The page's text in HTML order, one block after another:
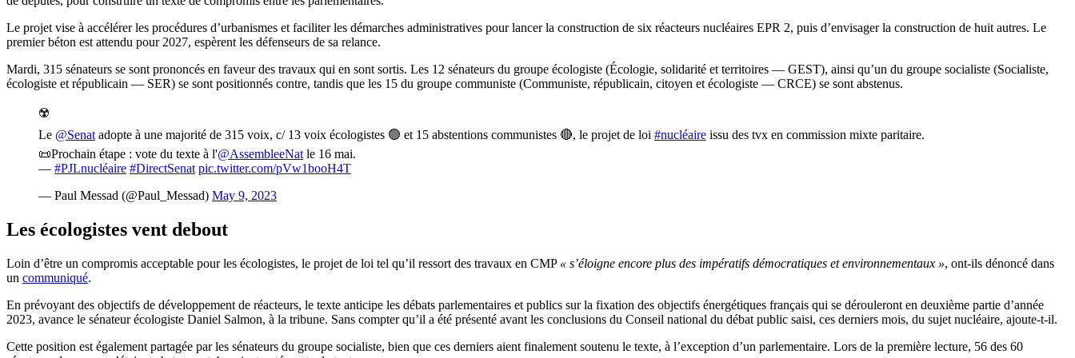
Le projet vise à accélérer les procédures d’urbanismes et faciliter les démarches administratives pour lancer la construction de six réacteurs nucléaires EPR 2, puis d’envisager la construction de huit autres. Le
premier béton est attendu pour 2027, espèrent les défenseurs de sa relance.
Mardi, 315 sénateurs se sont prononcés en faveur des travaux qui en sont sortis. Les 12 sénateurs du groupe écologiste (Écologie, solidarité et territoires — GEST), ainsi qu’un du groupe socialiste (Socialiste,
écologiste et républicain — SER) se sont positionnés contre, tandis que les 15 du groupe communiste (Communiste, républicain, citoyen et écologiste — CRCE) se sont abstenus.
☢️
Le @Senat adopte à une majorité de 315 voix, c/ 13 voix écologistes 🟢 et 15 abstentions communistes 🔴, le projet de loi #nucléaire issu des tvx en commission mixte paritaire.
📜Prochain étape : vote du texte à l'@AssembleeNat le 16 mai.
— #PJLnucléaire #DirectSenat pic.twitter.com/pVw1booH4T
— Paul Messad (@Paul_Messad) May 9, 2023
Les écologistes vent debout
Loin d’être un compromis acceptable pour les écologistes, le projet de loi tel qu’il ressort des travaux en CMP « s’éloigne encore plus des impératifs démocratiques et environnementaux », ont-ils dénoncé dans
un communiqué.
En prévoyant des objectifs de développement de réacteurs, le texte anticipe les débats parlementaires et publics sur la fixation des objectifs énergétiques français qui se dérouleront en deuxième partie d’année
2023, avance le sénateur écologiste Daniel Salmon, à la tribune. Sans compter qu’il a été présenté avant les conclusions du Conseil national du débat public saisi, ces derniers mois, du sujet nucléaire, ajoute-t-il.
Cette position est également partagée par les sénateurs du groupe socialiste, bien que ces derniers aient finalement soutenu le texte, à l’exception d’un parlementaire. Lors de la première lecture, 56 des 60